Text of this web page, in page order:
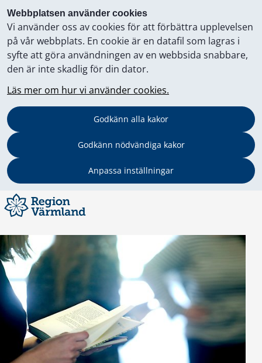
Webbplatsen använder cookies
Vi använder oss av cookies för att förbättra upplevelsen
på vår webbplats. En cookie är en datafil som lagras i
syfte att göra användningen av en webbsida snabbare,
den är inte skadlig för din dator.
Läs mer om hur vi använder cookies.
Godkänn alla kakor
Godkänn nödvändiga kakor
Anpassa inställningar